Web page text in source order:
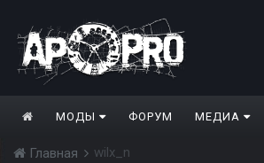
МОДЫ ФОРУМ МЕДИА
Главная wilx_n